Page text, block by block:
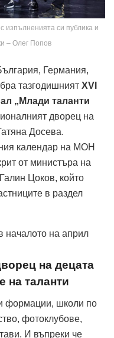
изпълненията си публика и
– Олег Попов
Германия,
тазгодишният XVI
„Млади таланти
дворец на
Досева.
календар на МОН
от министъра на
Цоков, който
в раздел
началото на април
на децата
на таланти
формации, школи по
фотоклубове,
И въпреки че